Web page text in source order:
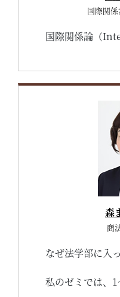
国際関
森
商
私のゼミでは、1～4年生、どのゼミでも、上記の能力や感覚を身につけた上で社会に送り出すことを目的としていますが、特に、上級生（2～4年生）向けのゼミでは、私の専門である「会社法」を素材とします。会社法にはたくさんの利害関係者がおり、それらの者たちの利害をうまく調整することが必要なため、バランス感覚も身につきます。また、日本経済を動かす株式会社を規律している会社法を学ぶことは、